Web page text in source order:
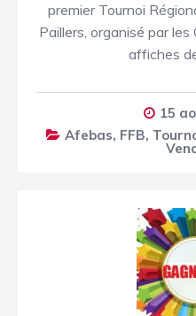
premier Tournoi
Paillers, organisé par
affiches
15
Afebas, FFB,